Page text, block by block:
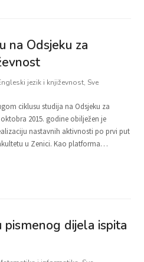
na Odsjeku za
jezik i književnost, Sve
ciklusu studija na Odsjeku za
2015. godine obilježen je
nastavnih aktivnosti po prvi put
u Zenici. Kao platforma…
pismenog dijela ispita